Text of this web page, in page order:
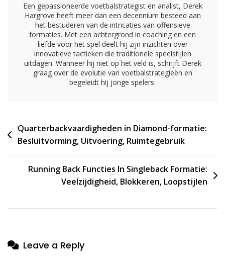
Een gepassioneerde voetbalstrategist en analist, Derek
Hargrove heeft meer dan een decennium besteed aan
het bestuderen van de intricaties van offensieve
formaties. Met een achtergrond in coaching en een
liefde voor het spel deelt hij zijn inzichten over
innovatieve tactieken die traditionele speelstijlen
uitdagen. Wanneer hij niet op het veld is, schrijft Derek
graag over de evolutie van voetbalstrategieën en
begeleidt hij jonge spelers.
Post
navigation
Quarterbackvaardigheden in Diamond-formatie:
Besluitvorming, Uitvoering, Ruimtegebruik
Running Back Functies In Singleback Formatie:
Veelzijdigheid, Blokkeren, Loopstijlen
Leave a Reply